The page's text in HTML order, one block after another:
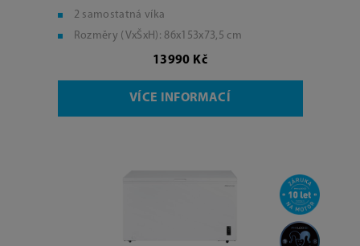
2 samostatná víka
Rozměry (VxŠxH): 86x153x73,5 cm
13990 Kč
VÍCE INFORMACÍ